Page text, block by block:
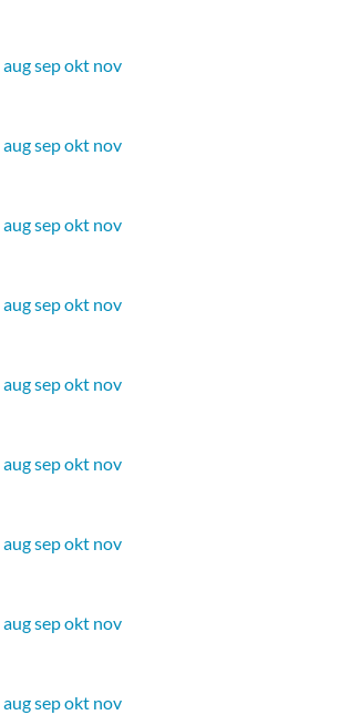
augsepokt nov
augsepokt nov
augsepokt nov
augsepokt nov
augsepokt nov
augsepokt nov
augsepokt nov
augsepokt nov
augsepokt nov